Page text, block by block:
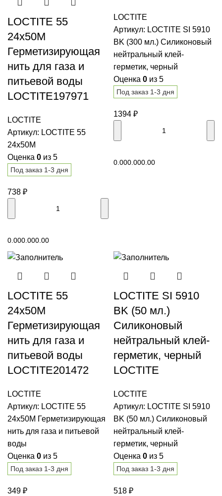
LOCTITE 55
24x50M
Герметизирующая
нить для газа и
питьевой воды
LOCTITE197971
LOCTITE
Артикул: LOCTITE 55
24x50M
Оценка 0 из 5
Под заказ 1-3 дня
738 ₽
0.000.000.00
LOCTITE
Артикул: LOCTITE SI 5910
BK (300 мл.) Силиконовый
нейтральный клей-
герметик, черный
Оценка 0 из 5
Под заказ 1-3 дня
1394 ₽
0.000.000.00
LOCTITE 55
24x50M
Герметизирующая
нить для газа и
питьевой воды
LOCTITE201472
LOCTITE
Артикул: LOCTITE 55
24x50M Герметизирующая
нить для газа и питьевой
воды
Оценка 0 из 5
Под заказ 1-3 дня
349 ₽
LOCTITE SI 5910
BK (50 мл.)
Силиконовый
нейтральный клей-
герметик, черный
LOCTITE
LOCTITE
Артикул: LOCTITE SI 5910
BK (50 мл.) Силиконовый
нейтральный клей-
герметик, черный
Оценка 0 из 5
Под заказ 1-3 дня
518 ₽